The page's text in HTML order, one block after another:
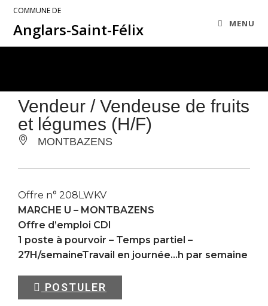
COMMUNE DE
Anglars-Saint-Félix MENU
Vendeur / Vendeuse de fruits
et légumes (H/F)
MONTBAZENS
Offre n° 208LWKV
MARCHE U – MONTBAZENS
Offre d’emploi CDI
1 poste à pourvoir – Temps partiel –
27H/semaineTravail en journée…h par semaine
POSTULER